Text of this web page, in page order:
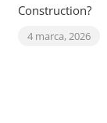
Construction?
4 marca, 2026